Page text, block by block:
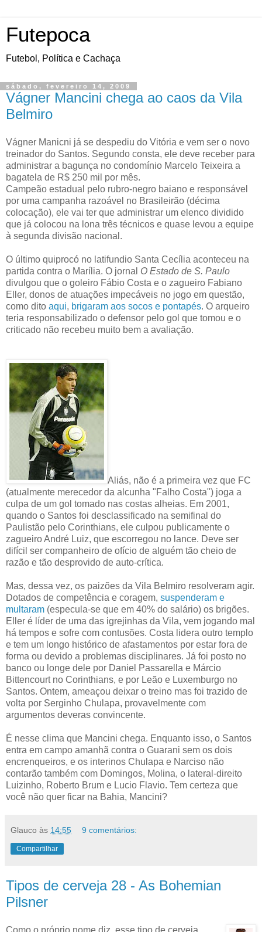
Futepoca
Futebol, Política e Cachaça
sábado, fevereiro 14, 2009
Vágner Mancini chega ao caos da Vila
Belmiro
Vágner Manicni já se despediu do Vitória e vem ser o novo
treinador do Santos. Segundo consta, ele deve receber para
administrar a bagunça no condomínio Marcelo Teixeira a
bagatela de R$ 250 mil por mês.
Campeão estadual pelo rubro-negro baiano e responsável
por uma campanha razoável no Brasileirão (décima
colocação), ele vai ter que administrar um elenco dividido
que já colocou na lona três técnicos e quase levou a equipe
à segunda divisão nacional.
O último quiprocó no latifundio Santa Cecília aconteceu na
partida contra o Marília. O jornal O Estado de S. Paulo
divulgou que o goleiro Fábio Costa e o zagueiro Fabiano
Eller, donos de atuações impecáveis no jogo em questão,
como dito aqui, brigaram aos socos e pontapés. O arqueiro
teria responsabilizado o defensor pelo gol que tomou e o
criticado não recebeu muito bem a avaliação.
Aliás, não é a primeira vez que FC
(atualmente merecedor da alcunha "Falho Costa") joga a
culpa de um gol tomado nas costas alheias. Em 2001,
quando o Santos foi desclassificado na semifinal do
Paulistão pelo Corinthians, ele culpou publicamente o
zagueiro André Luiz, que escorregou no lance. Deve ser
difícil ser companheiro de ofício de alguém tão cheio de
razão e tão desprovido de auto-crítica.
Mas, dessa vez, os paizões da Vila Belmiro resolveram agir.
Dotados de competência e coragem, suspenderam e
multaram (especula-se que em 40% do salário) os brigões.
Eller é líder de uma das igrejinhas da Vila, vem jogando mal
há tempos e sofre com contusões. Costa lidera outro templo
e tem um longo histórico de afastamentos por estar fora de
forma ou devido a problemas disciplinares. Já foi posto no
banco ou longe dele por Daniel Passarella e Márcio
Bittencourt no Corinthians, e por Leão e Luxemburgo no
Santos. Ontem, ameaçou deixar o treino mas foi trazido de
volta por Serginho Chulapa, provavelmente com
argumentos deveras convincente.
É nesse clima que Mancini chega. Enquanto isso, o Santos
entra em campo amanhã contra o Guarani sem os dois
encrenqueiros, e os interinos Chulapa e Narciso não
contarão também com Domingos, Molina, o lateral-direito
Luizinho, Roberto Brum e Lucio Flavio. Tem certeza que
você não quer ficar na Bahia, Mancini?
Glauco às 14:55 9 comentários:
Compartilhar
Tipos de cerveja 28 - As Bohemian
Pilsner
Como o próprio nome diz, esse tipo de cerveja,